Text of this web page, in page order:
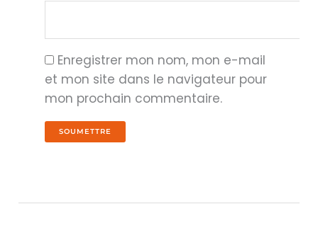
Enregistrer mon nom, mon e-mail
et mon site dans le navigateur pour
mon prochain commentaire.